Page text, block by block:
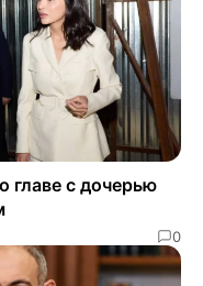
главе с дочерью
0